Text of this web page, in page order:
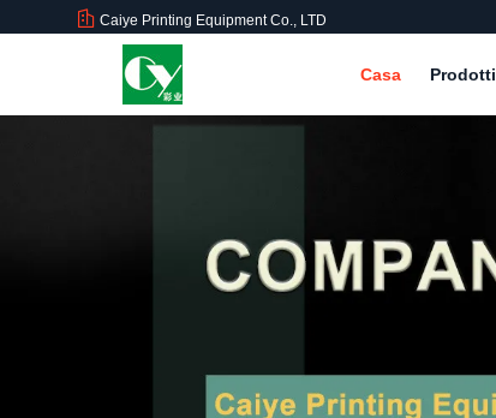
Caiye Printing Equipment Co., LTD
Casa Prodotti